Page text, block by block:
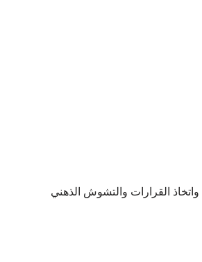
القرارات والتشوش الذهني